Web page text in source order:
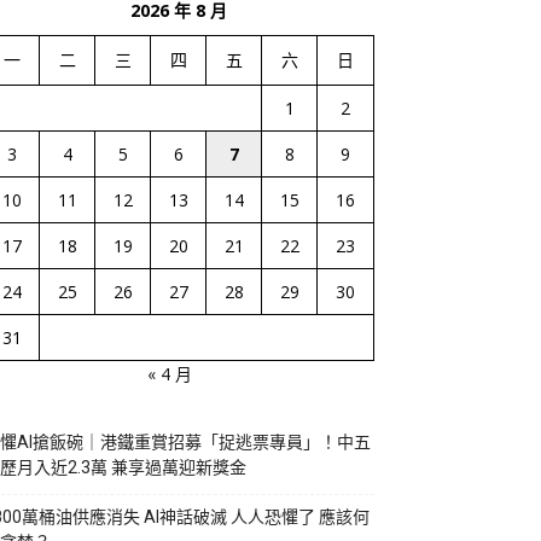
2026 年 8 月
一 二 三 四 五 六 日
1
2
3
4 5 6 7 8
9
10
11 12 13 14 15
16
17
18 19 20 21 22
23
24
25 26 27 28 29
30
31
« 4 月
AI搶飯碗｜港鐵重賞招募「捉逃票專員」！中五
月入近2.3萬 兼享過萬迎新獎金
萬桶油供應消失 AI神話破滅 人人恐懼了 應該何